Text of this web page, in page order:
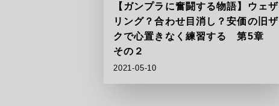
【ガンプラに奮闘する物語】ウェザ
リング？合わせ目消し？安価の旧ザ
クで心置きなく練習する 第5章
その２
2021-05-10